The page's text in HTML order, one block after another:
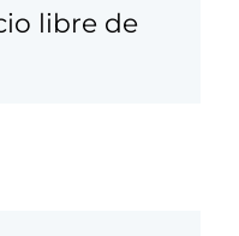
libre de